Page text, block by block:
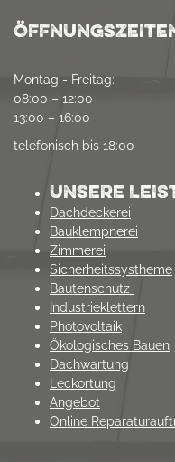
Montag - Freitag:
08:00 – 12:00
13:00 – 16:00
telefonisch bis 18:00
UNSERE
Dachdeckerei
Bauklempnerei
Zimmerei
Sicherheitssystheme
Bautenschutz
Industrieklettern
Photovoltaik
Ökologisches Bauen
Dachwartung
Leckortung
Angebot
Online